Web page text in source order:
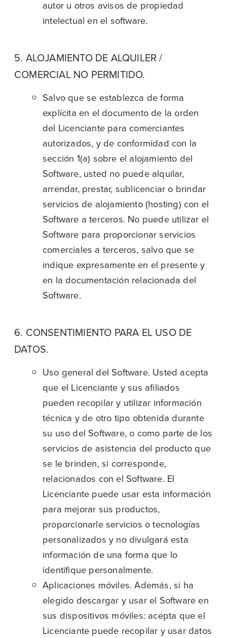
autor u otros avisos de propiedad
intelectual en el software.
5. ALOJAMIENTO DE ALQUILER /
COMERCIAL NO PERMITIDO.
Salvo que se establezca de forma
explícita en el documento de la orden
del Licenciante para comerciantes
autorizados, y de conformidad con la
sección 1(a) sobre el alojamiento del
Software, usted no puede alquilar,
arrendar, prestar, sublicenciar o brindar
servicios de alojamiento (hosting) con el
Software a terceros. No puede utilizar el
Software para proporcionar servicios
comerciales a terceros, salvo que se
indique expresamente en el presente y
en la documentación relacionada del
Software.
6. CONSENTIMIENTO PARA EL USO DE
DATOS.
Uso general del Software. Usted acepta
que el Licenciante y sus afiliados
pueden recopilar y utilizar información
técnica y de otro tipo obtenida durante
su uso del Software, o como parte de los
servicios de asistencia del producto que
se le brinden, si corresponde,
relacionados con el Software. El
Licenciante puede usar esta información
para mejorar sus productos,
proporcionarle servicios o tecnologías
personalizados y no divulgará esta
información de una forma que lo
identifique personalmente.
Aplicaciones móviles. Además, si ha
elegido descargar y usar el Software en
sus dispositivos móviles: acepta que el
Licenciante puede recopilar y usar datos